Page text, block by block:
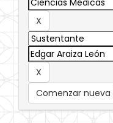
Comenzar nueva